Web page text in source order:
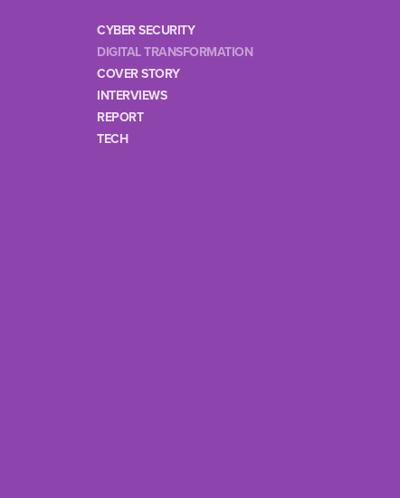
CYBER SECURITY
DIGITAL TRANSFORMATION
COVER STORY
INTERVIEWS
REPORT
TECH